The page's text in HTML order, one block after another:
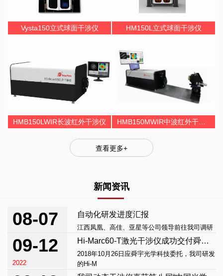
Vysta150立式球面干涉仪 HM150L立式球面干涉仪
HMB150LWIR长波红外干涉仪
查看更多+
新闻资讯
08-07 自动化研发进度汇报
江西凤凰、高佳、亚星等公司领导前往我司调研
09-12
2022
Hi-Marc60-T激光干涉仪成功交付舜宇光学科技
2018年10月26日应舜宇光学科技委托，我司研发
的Hi-M